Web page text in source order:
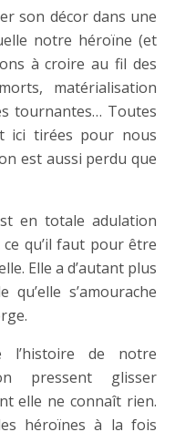
son décor dans une
notre héroïne (et
à croire au fil des
matérialisation
tournantes… Toutes
ici tirées pour nous
est aussi perdu que
en totale adulation
qu’il faut pour être
Elle a d’autant plus
s’amourache
l’histoire de notre
pressent glisser
elle ne connaît rien.
héroïnes à la fois